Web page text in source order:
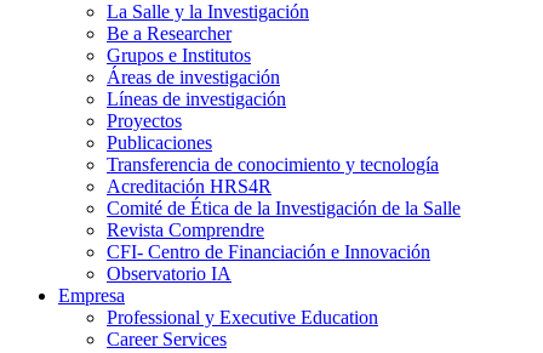
La Salle y la Investigación
Be a Researcher
Grupos e Institutos
Áreas de investigación
Líneas de investigación
Proyectos
Publicaciones
Transferencia de conocimiento y tecnología
Acreditación HRS4R
Comité de Ética de la Investigación de la Salle
Revista Comprendre
CFI- Centro de Financiación e Innovación
Observatorio IA
Empresa
Professional y Executive Education
Career Services